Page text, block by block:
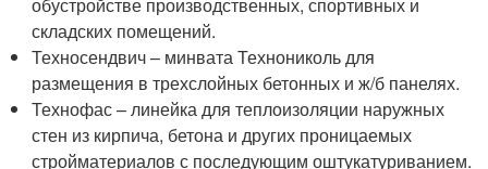
складских помещений.
Техносендвич – минвата Технониколь для
размещения в трехслойных бетонных и ж/б панелях.
Технофас – линейка для теплоизоляции наружных
стен из кирпича, бетона и других проницаемых
стройматериалов с последующим оштукатуриванием.